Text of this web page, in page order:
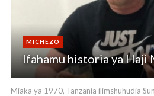
MICHEZO
Ifahamu historia ya Haji
Miaka ya 1970, Tanzania ilimshuhudia